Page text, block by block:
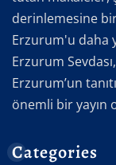
derinlemesine bir
Erzurum'u daha
Erzurum
Erzurum’un
önemli bir yayın
Categories